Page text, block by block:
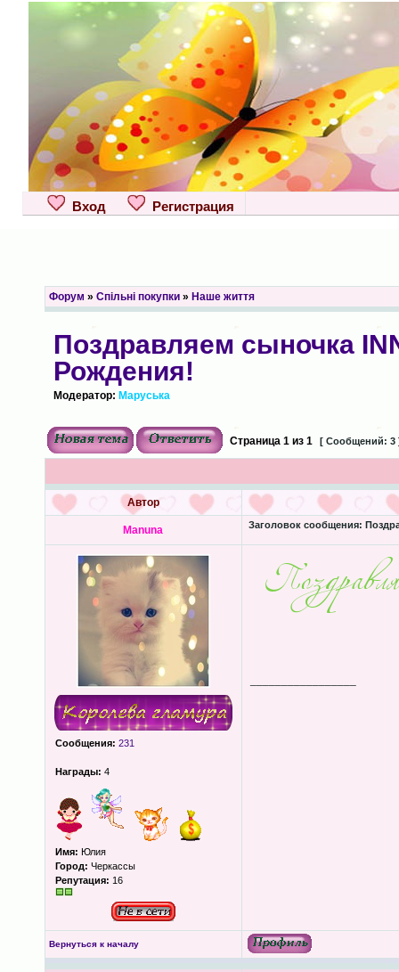
Вход Регистрация
Форум » Спільні покупки» Наше життя
Поздравляем сыночка
Рождения!
Модератор: Маруська
Страница 1из 1 [ Сообщений: 3
Автор
Manuna Заголовок сообщения:
Сообщения: 231
Награды: 4
Имя: Юлия
Город: Черкассы
Репутация: 16
Вернуться к началу